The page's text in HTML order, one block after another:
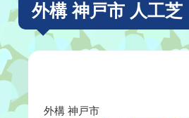
外構 神戸市 人工芝
外構 神戸市